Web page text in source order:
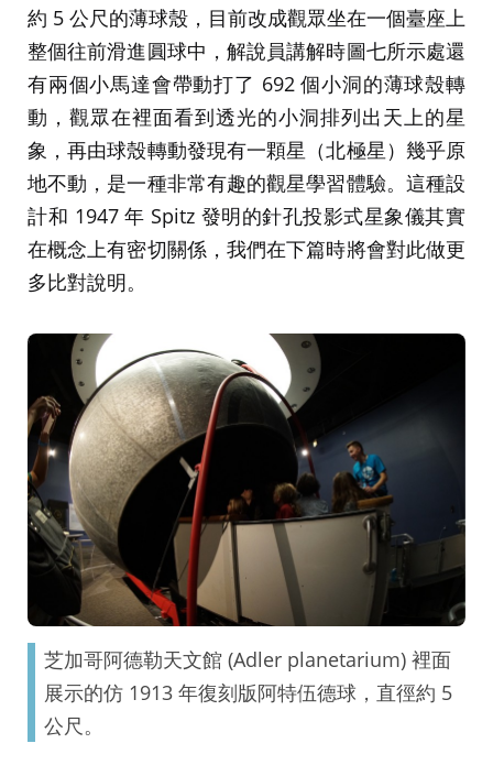
約 5 公尺的薄球殼，目前改成觀眾坐在一個臺座上
整個往前滑進圓球中，解說員講解時圖七所示處還
有兩個小馬達會帶動打了 692 個小洞的薄球殼轉
動，觀眾在裡面看到透光的小洞排列出天上的星
象，再由球殼轉動發現有一顆星（北極星）幾乎原
地不動，是一種非常有趣的觀星學習體驗。這種設
計和 1947 年 Spitz 發明的針孔投影式星象儀其實
在概念上有密切關係，我們在下篇時將會對此做更
多比對說明。
芝加哥阿德勒天文館 (Adler planetarium) 裡面
展示的仿 1913 年復刻版阿特伍德球，直徑約 5
公尺。